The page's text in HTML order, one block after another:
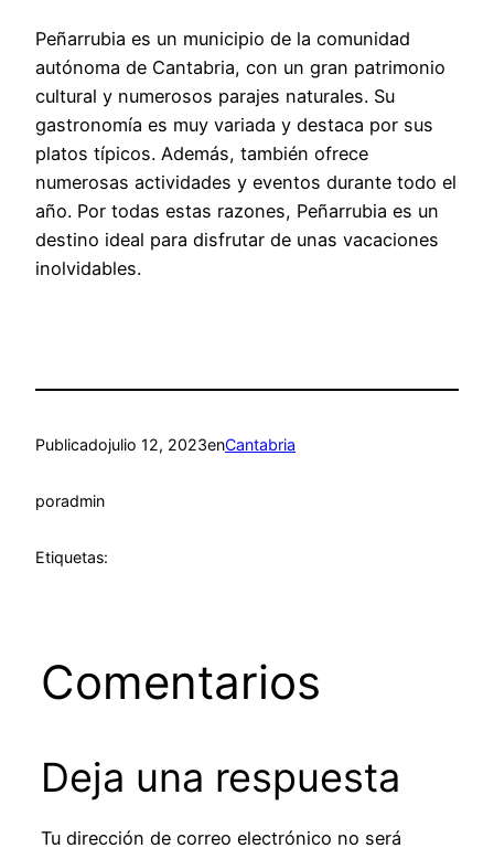
Peñarrubia es un municipio de la comunidad
autónoma de Cantabria, con un gran patrimonio
cultural y numerosos parajes naturales. Su
gastronomía es muy variada y destaca por sus
platos típicos. Además, también ofrece
numerosas actividades y eventos durante todo el
año. Por todas estas razones, Peñarrubia es un
destino ideal para disfrutar de unas vacaciones
inolvidables.
Publicadojulio 12, 2023enCantabria
poradmin
Etiquetas:
Comentarios
Deja una respuesta
Tu dirección de correo electrónico no será